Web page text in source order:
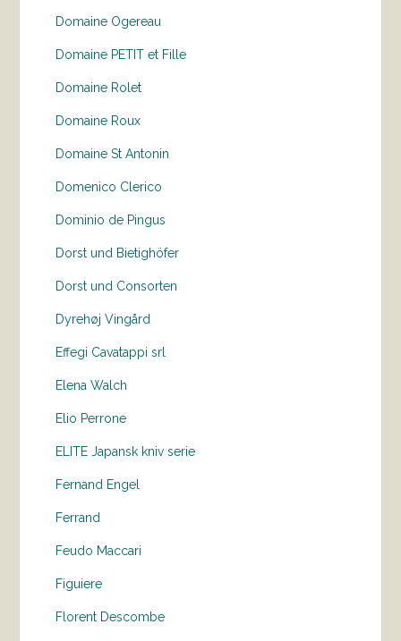
Domaine Ogereau
Domaine PETIT et Fille
Domaine Rolet
Domaine Roux
Domaine St Antonin
Domenico Clerico
Dominio de Pingus
Dorst und Bietighöfer
Dorst und Consorten
Dyrehøj Vingård
Effegi Cavatappi srl
Elena Walch
Elio Perrone
ELITE Japansk kniv serie
Fernand Engel
Ferrand
Feudo Maccari
Figuiere
Florent Descombe